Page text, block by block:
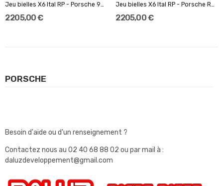
PORSCHE
Jeu bielles X6 Ital RP - Porsche 997 GT3 RS 4.0L
2 205,00 €
Jeu bielles X6 Ital RP - Porsche RSR & 964
2 205,00 €
Besoin d'aide ou d'un renseignement ?
Contactez nous au 02 40 68 88 02 ou par mail à :
daluzdeveloppement@gmail.com